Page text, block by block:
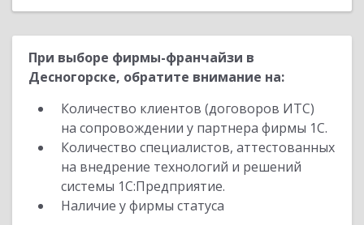
При выборе фирмы-франчайзи в
Десногорске, обратите внимание на:
Количество клиентов (договоров ИТС)
на сопровождении у партнера фирмы 1С.
Количество специалистов, аттестованных
на внедрение технологий и решений
системы 1С:Предприятие.
Наличие у фирмы статуса